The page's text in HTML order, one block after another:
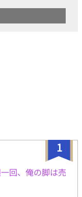
1
回、俺の脚は売